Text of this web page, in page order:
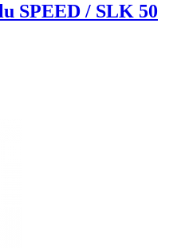
SPEED / SLK 50